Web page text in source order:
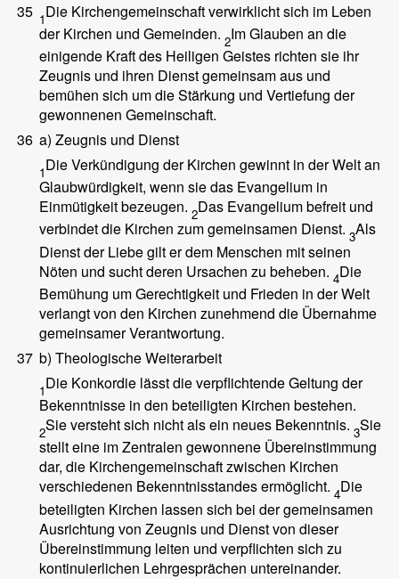
35 1Die Kirchengemeinschaft verwirklicht sich im Leben
der Kirchen und Gemeinden. 2Im Glauben an die
einigende Kraft des Heiligen Geistes richten sie ihr
Zeugnis und ihren Dienst gemeinsam aus und
bemühen sich um die Stärkung und Vertiefung der
gewonnenen Gemeinschaft.
36 a) Zeugnis und Dienst
1Die Verkündigung der Kirchen gewinnt in der Welt an
Glaubwürdigkeit, wenn sie das Evangelium in
Einmütigkeit bezeugen. 2Das Evangelium befreit und
verbindet die Kirchen zum gemeinsamen Dienst. 3Als
Dienst der Liebe gilt er dem Menschen mit seinen
Nöten und sucht deren Ursachen zu beheben. 4Die
Bemühung um Gerechtigkeit und Frieden in der Welt
verlangt von den Kirchen zunehmend die Übernahme
gemeinsamer Verantwortung.
37 b) Theologische Weiterarbeit
1Die Konkordie lässt die verpflichtende Geltung der
Bekenntnisse in den beteiligten Kirchen bestehen.
2Sie versteht sich nicht als ein neues Bekenntnis. 3Sie
stellt eine im Zentralen gewonnene Übereinstimmung
dar, die Kirchengemeinschaft zwischen Kirchen
verschiedenen Bekenntnisstandes ermöglicht. 4Die
beteiligten Kirchen lassen sich bei der gemeinsamen
Ausrichtung von Zeugnis und Dienst von dieser
Übereinstimmung leiten und verpflichten sich zu
kontinuierlichen Lehrgesprächen untereinander.